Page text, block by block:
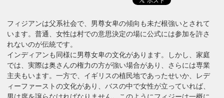
フィジアンは父系社会で、男尊女卑の傾向も未だ根強いとされて
います。普通、女性は村での意思決定の場に公式には参加を許さ
れないのが伝統です。
インディアンも同様に男尊女卑の文化があります。しかし、家庭
では、実際は奥さんの権力の方が強い場合があり、さらには専業
主夫もいます。一方で、イギリスの植民地であったせいか、レデ
ィーファーストの文化があり、バスの中で女性が立っていれば、
男は席を譲らなければなりません。このようにフィジーは一概に